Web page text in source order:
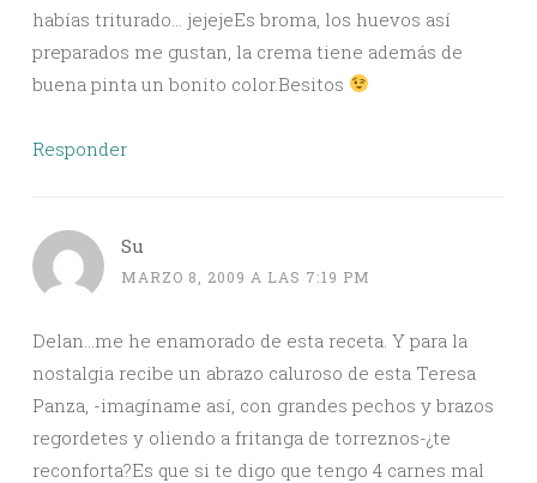
habías triturado… jejejeEs broma, los huevos así
preparados me gustan, la crema tiene además de
buena pinta un bonito color.Besitos
Responder
Su
MARZO 8, 2009 A LAS 7:19 PM
Delan…me he enamorado de esta receta. Y para la
nostalgia recibe un abrazo caluroso de esta Teresa
Panza, -imagíname así, con grandes pechos y brazos
regordetes y oliendo a fritanga de torreznos-¿te
reconforta?Es que si te digo que tengo 4 carnes mal